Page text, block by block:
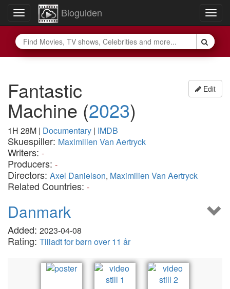
Toggle
navigation
Bioguiden
Edit
Fantastic
Machine (2023)
1H 28M | Documentary | IMDB
Skuespiller: Maximilien Van Aertryck
Writers: -
Producers: -
Directors: Axel Danielson, Maximilien Van Aertryck
Related Countries: -
Danmark
Added: 2023-04-08
Rating: Tilladt for børn over 11 år